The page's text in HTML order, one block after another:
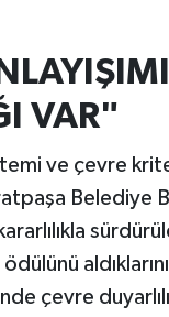
VAR"
ve çevre
Belediye
çevre